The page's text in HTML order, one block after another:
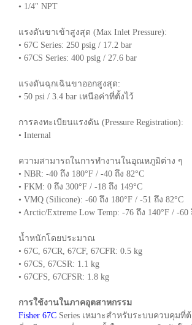
• 1/4" NPT
แรงดันขาเข้าสูงสุด (Max Inlet Pressure):
• 67C Series: 250 psig / 17.2 bar
• 67CS Series: 400 psig / 27.6 bar
แรงดันฉุกเฉินขาออกสูงสุด:
• 50 psi / 3.4 bar เหนือค่าที่ตั้งไว้
การลงทะเบียนแรงดัน (Pressure Registration):
• Internal
ความสามารถในการทำงานในอุณหภูมิต่าง ๆ
• NBR: -40 ถึง 180°F / -40 ถึง 82°C
• FKM: 0 ถึง 300°F / -18 ถึง 149°C
• VMQ (Silicone): -60 ถึง 180°F / -51 ถึง 82°C
• Arctic/Extreme Low Temp: -76 ถึง 140°F / -60
น้ำหนักโดยประมาณ
• 67C, 67CR, 67CF, 67CFR: 0.5 kg
• 67CS, 67CSR: 1.1 kg
• 67CFS, 67CFSR: 1.8 kg
การใช้งานในภาคอุตสาหกรรม
Fisher 67C Series เหมาะสำหรับระบบควบคุมที่